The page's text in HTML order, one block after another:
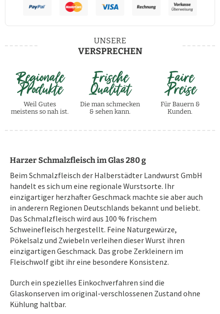
UNSERE
VERSPRECHEN
Regionale
Produkte
Weil Gutes
meistens so nah ist.
Frische
Qualität
Die man schmecken
& sehen kann.
Faire
Preise
Für Bauern &
Kunden.
Harzer Schmalzfleisch im Glas 280 g
Beim Schmalzfleisch der Halberstädter Landwurst GmbH
handelt es sich um eine regionale Wurstsorte. Ihr
einzigartiger herzhafter Geschmack machte sie aber auch
in anderern Regionen Deutschlands bekannt und beliebt.
Das Schmalzfleisch wird aus 100 % frischem
Schweinefleisch hergestellt. Feine Naturgewürze,
Pökelsalz und Zwiebeln verleihen dieser Wurst ihren
einzigartigen Geschmack. Das grobe Zerkleinern im
Fleischwolf gibt ihr eine besondere Konsistenz.
Durch ein spezielles Einkochverfahren sind die
Glaskonserven im original-verschlossenen Zustand ohne
Kühlung haltbar.